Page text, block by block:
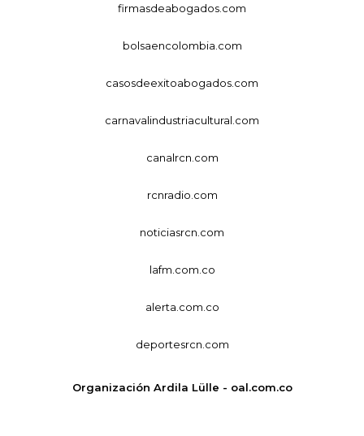
firmasdeabogados.com
bolsaencolombia.com
casosdeexitoabogados.com
carnavalindustriacultural.com
canalrcn.com
rcnradio.com
noticiasrcn.com
lafm.com.co
alerta.com.co
deportesrcn.com
Organización Ardila Lülle - oal.com.co